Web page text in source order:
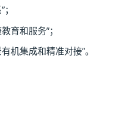
育和服务”；
机集成和精准对接”。